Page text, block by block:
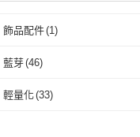
飾品配件(1)
藍芽(46)
機械式(4)
藍芽
輕量化(33)取消